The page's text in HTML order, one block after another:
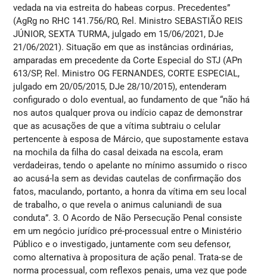
vedada na via estreita do habeas corpus. Precedentes”
(AgRg no RHC 141.756/RO, Rel. Ministro SEBASTIÃO REIS
JÚNIOR, SEXTA TURMA, julgado em 15/06/2021, DJe
21/06/2021). Situação em que as instâncias ordinárias,
amparadas em precedente da Corte Especial do STJ (APn
613/SP, Rel. Ministro OG FERNANDES, CORTE ESPECIAL,
julgado em 20/05/2015, DJe 28/10/2015), entenderam
configurado o dolo eventual, ao fundamento de que “não há
nos autos qualquer prova ou indício capaz de demonstrar
que as acusações de que a vítima subtraiu o celular
pertencente à esposa de Márcio, que supostamente estava
na mochila da filha do casal deixada na escola, eram
verdadeiras, tendo o apelante no mínimo assumido o risco
ao acusá-la sem as devidas cautelas de confirmação dos
fatos, maculando, portanto, a honra da vítima em seu local
de trabalho, o que revela o animus caluniandi de sua
conduta”. 3. O Acordo de Não Persecução Penal consiste
em um negócio jurídico pré-processual entre o Ministério
Público e o investigado, juntamente com seu defensor,
como alternativa à propositura de ação penal. Trata-se de
norma processual, com reflexos penais, uma vez que pode